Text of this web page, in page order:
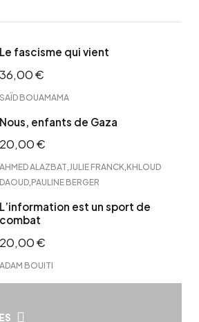
Le fascisme qui vient
36,00€
SAÏD BOUAMAMA
Nous, enfants de Gaza
20,00€
AHMED ALAZBAT JULIE FRANCK KHLOUD
DAOUD PAULINE BERGER
L’information est un sport de
combat
20,00€
ADAM BOUITI